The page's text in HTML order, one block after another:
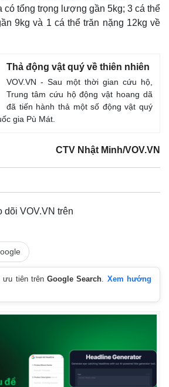
có tổng trọng lượng gần 5kg; 3 cá thể
9kg và 1 cá thể trăn nặng 12kg về
Thả động vật quý về thiên nhiên
VOV.VN - Sau một thời gian cứu hộ,
Trung tâm cứu hộ động vật hoang dã
đã tiến hành thả một số động vật quý
gia Pù Mát.
CTV Nhật Minh/VOV.VN
dõi VOV.VN trên
ưu tiên trênGoogle Search. Xem hướng